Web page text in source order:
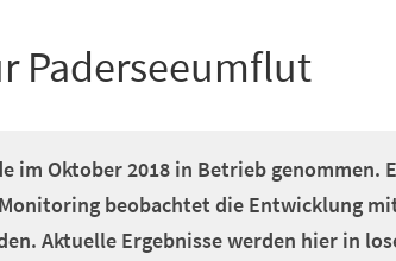
Paderseeumflut
im Oktober 2018 in Betrieb genommen.
beobachtet die Entwicklung
Aktuelle Ergebnisse werden hier in